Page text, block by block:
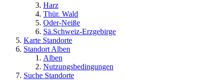
Harz
Thür. Wald
Oder-Neiße
Sä.Schweiz-Erzgebirge
Karte Standorte
Standort Alben
Alben
Nutzungsbedingungen
Suche Standorte